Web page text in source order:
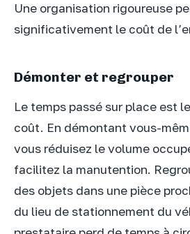
Une organisation rigoureuse
significativement le coût de
Démonter et regrouper
Le temps passé sur place est
coût. En démontant vous-
vous réduisez le volume
facilitez la manutention.
des objets dans une pièce
du lieu de stationnement du